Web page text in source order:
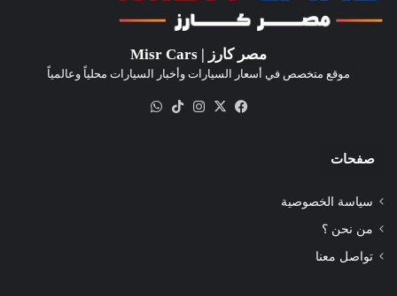
مصر كارز | Misr Cars
موقع متخصص في أسعار السيارات وأخبار السيارات محلياً وعالمياً
فيسبوك
‫X انستقرام‫TikTok
صفحات
سياسة الخصوصية
من نحن ؟
تواصل معنا